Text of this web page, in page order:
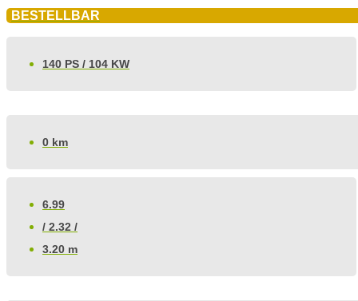
BESTELLBAR
140 PS / 104 KW
0 km
6.99
/ 2.32 /
3.20 m